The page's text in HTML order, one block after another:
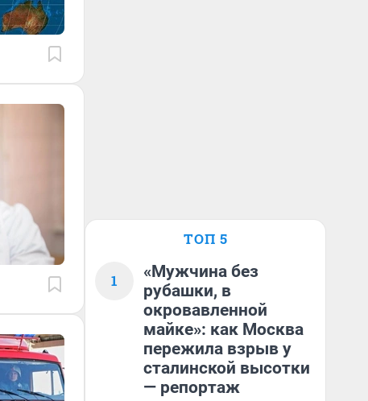
ТОП 5
1
«Мужчина без
рубашки, в
окровавленной
майке»: как Москва
пережила взрыв у
сталинской высотки
— репортаж